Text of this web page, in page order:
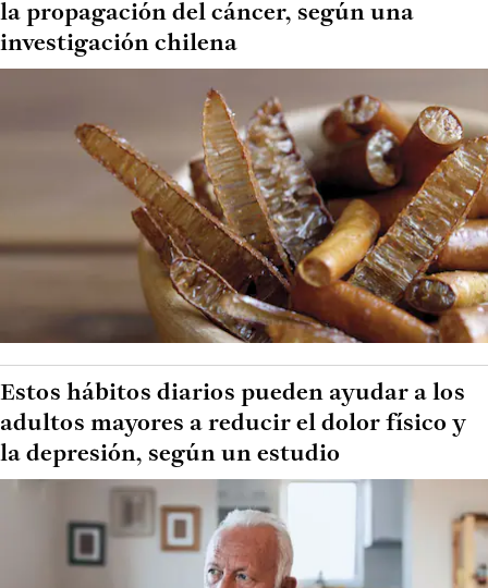
la propagación del cáncer, según una
investigación chilena
Estos hábitos diarios pueden ayudar a los
adultos mayores a reducir el dolor físico y
la depresión, según un estudio